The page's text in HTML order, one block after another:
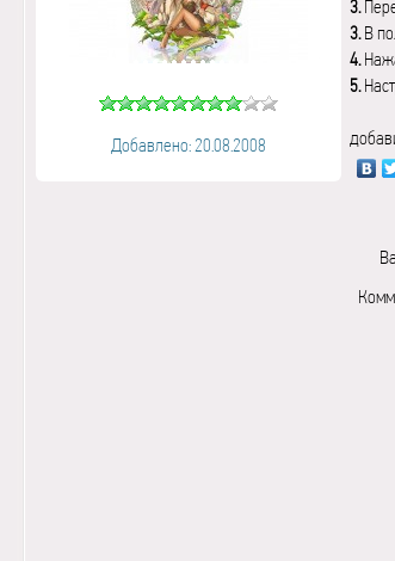
Добавлено: 20.08.2008
3.
3.В
4.
5.